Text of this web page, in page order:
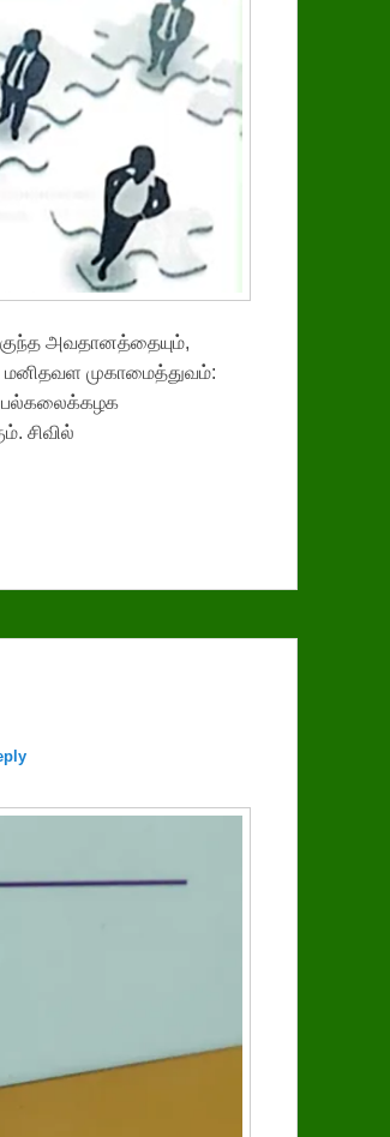
அவதானத்தையும்‌,
மனிதவள முகாமைத்துவம்‌:
பல்கலைக்கழக
சிவில்‌